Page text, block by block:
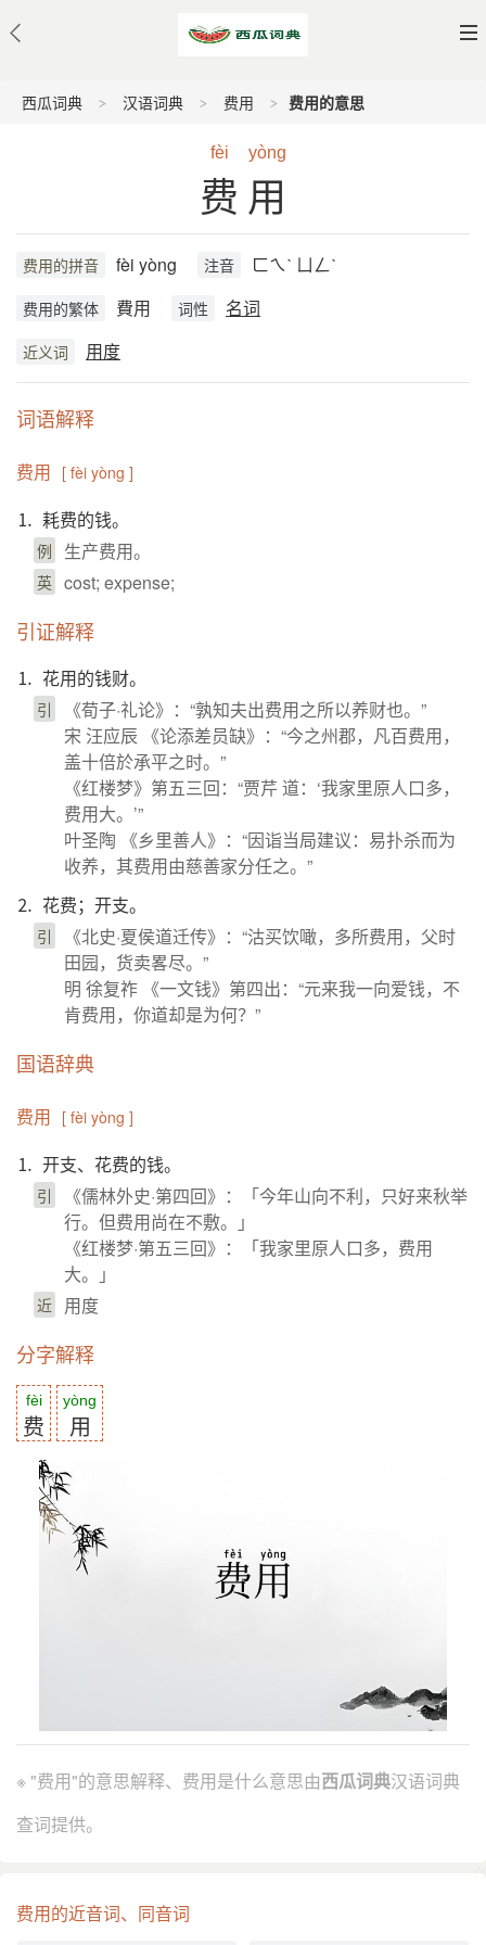
西瓜词典 汉语词典 费用 费用的意思
fèi yòng
费用
费用的拼音 fèi yòng 注音 ㄈㄟˋ ㄩㄥˋ
费用的繁体 費用 词性 名词
近义词 用度
词语解释
费用 [ fèi yòng ]
⒈ 耗费的钱。
例 生产费用。
英 cost; expense;
引证解释
⒈ 花用的钱财。
引
《荀子·礼论》：“孰知夫出费用之所以养财也。”
宋 汪应辰 《论添差员缺》：“今之州郡，凡百费用，
盖十倍於承平之时。”
《红楼梦》第五三回：“贾芹 道：‘我家里原人口多，
费用大。’”
叶圣陶 《乡里善人》：“因诣当局建议：易扑杀而为
收养，其费用由慈善家分任之。”
⒉ 花费；开支。
引
《北史·夏侯道迁传》：“沽买饮噉，多所费用，父时
田园，货卖畧尽。”
明 徐复祚 《一文钱》第四出：“元来我一向爱钱，不
肯费用，你道却是为何？”
国语辞典
费用 [ fèi yòng ]
⒈ 开支、花费的钱。
引
《儒林外史·第四回》：「今年山向不利，只好来秋举
行。但费用尚在不敷。」
《红楼梦·第五三回》：「我家里原人口多，费用
大。」
近 用度
分字解释
fèi
费
yòng
用
※ "费用"的意思解释、费用是什么意思由西瓜词典汉语词典
查词提供。
费用的近音词、同音词